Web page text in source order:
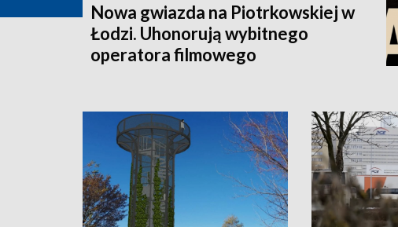
Nowa gwiazda na Piotrkowskiej w
Łodzi. Uhonorują wybitnego
operatora filmowego